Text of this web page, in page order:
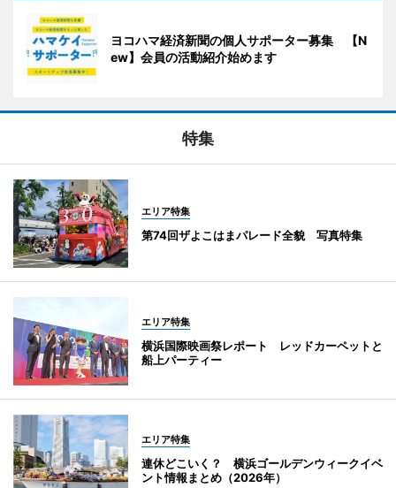
ヨコハマ経済新聞の個人サポーター募集 【N
ew】会員の活動紹介始めます
特集
エリア特集
第74回ザよこはまパレード全貌 写真特集
エリア特集
横浜国際映画祭レポート レッドカーペットと
船上パーティー
エリア特集
連休どこいく？ 横浜ゴールデンウィークイベ
ント情報まとめ（2026年）